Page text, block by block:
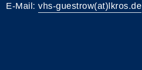
E-Mail: vhs-guestrow(at)lkros.de